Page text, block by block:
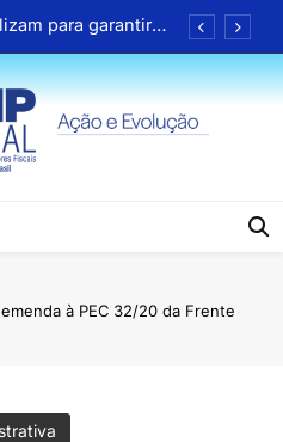
de seminário da
diária de notícias
disponíveis na
de seminário da
diária de notícias
disponíveis na
à PEC 32/20 da Frente